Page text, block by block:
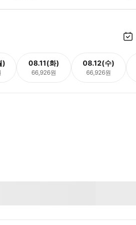
) 08.11(화)
66,926원
08.12(수)
66,926원